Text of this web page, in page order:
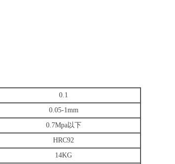
0.1
0.05-1mm
0.7Mpa以下
HRC92
14KG